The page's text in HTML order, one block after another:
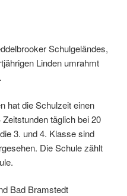
Schulgeländes,
Linden umrahmt
hat die Schulzeit einen
täglich bei 20
3. und 4. Klasse sind
Die Schule zählt
Bad Bramstedt